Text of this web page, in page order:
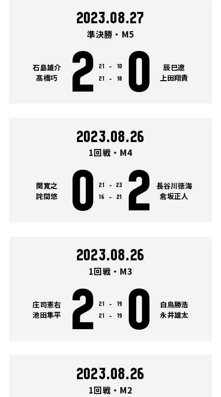
2023.08.27
準決勝・M5
石島雄介
髙橋巧
2 21 -
10
21
- 18 0
辰巳遼
上田翔貴
2023.08.26
1回戦・M4
関寛之
詫間悠
0 21 -
23
16
- 21 2
長谷川徳海
倉坂正人
2023.08.26
1回戦・M3
庄司憲右
池田隼平
2 21 -
19
21
- 19 0
白鳥勝浩
永井雄太
2023.08.26
1回戦・M2